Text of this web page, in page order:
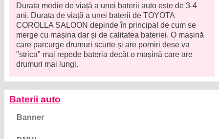
Durata medie de viață a unei baterii auto este de 3-4
ani. Durata de viață a unei baterii de TOYOTA
COROLLA SALOON depinde în principal de cum se
merge cu mașina dar și de calitatea bateriei. O mașină
care parcurge drumuri scurte și are porniri dese va
"strica" mai repede bateria decât o mașină care are
drumuri mai lungi.
Baterii auto
Banner